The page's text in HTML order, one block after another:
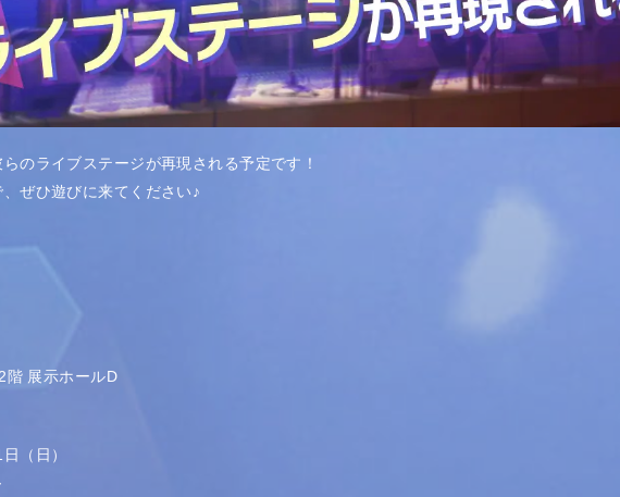
のライブステージが再現される予定です！
ぜひ遊びに来てください♪
階 展示ホールD
（日）